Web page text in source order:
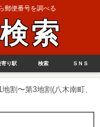
郵便番号を調べる
索
寄り駅 検索 ＳＮＳ
割〜第3地割(八木南町、